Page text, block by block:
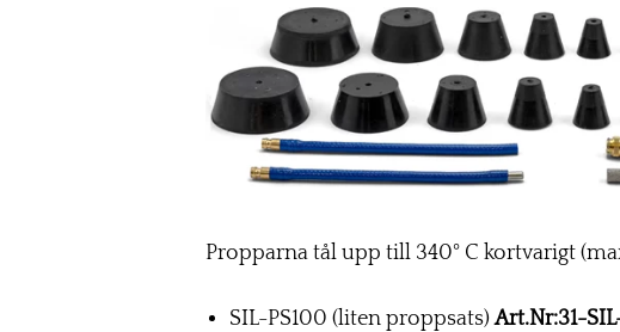
Propparna tål upp till 340° C kortvarigt
SIL-PS100 (liten proppsats)Art.Nr:31-